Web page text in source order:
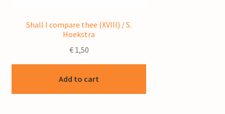
Shall I compare thee (XVIII) / S.
Hoekstra
€1,50
Add to cart